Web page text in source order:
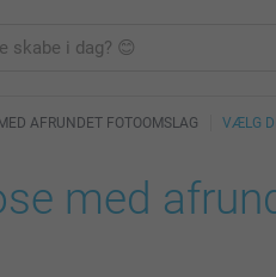
AFRUNDET FOTOOMSLAG VÆLG
med